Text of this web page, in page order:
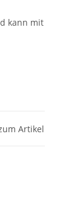
kann mit
Artikel